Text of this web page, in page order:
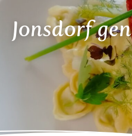
Jonsdorf